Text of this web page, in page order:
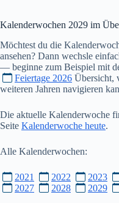
Kalenderwochen 2029 im
Möchtest du die
ansehen? Dann wechsle
— beginne zum Beispiel mit
Feiertage 2026 Übersicht,
weiteren Jahren navigieren
Die aktuelle Kalenderwoche
Seite Kalenderwoche heute.
Alle Kalenderwochen:
2021 2022 2023
2027
2028 2029